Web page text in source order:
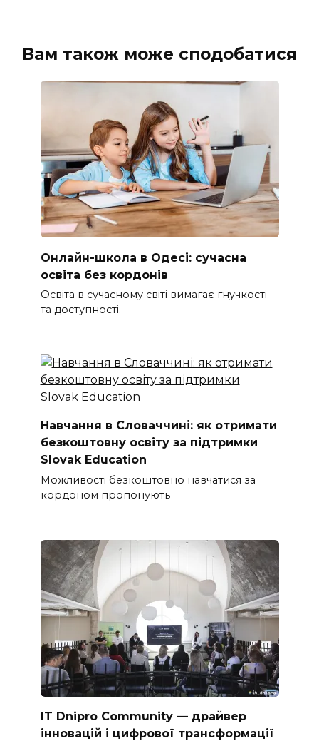
Вам також може сподобатися
Онлайн-школа в Одесі: сучасна
освіта без кордонів
Освіта в сучасному світі вимагає гнучкості
та доступності.
Навчання в Словаччині: як отримати
безкоштовну освіту за підтримки
Slovak Education
Можливості безкоштовно навчатися за
кордоном пропонують
IT Dnipro Community — драйвер
інновацій і цифрової трансформації